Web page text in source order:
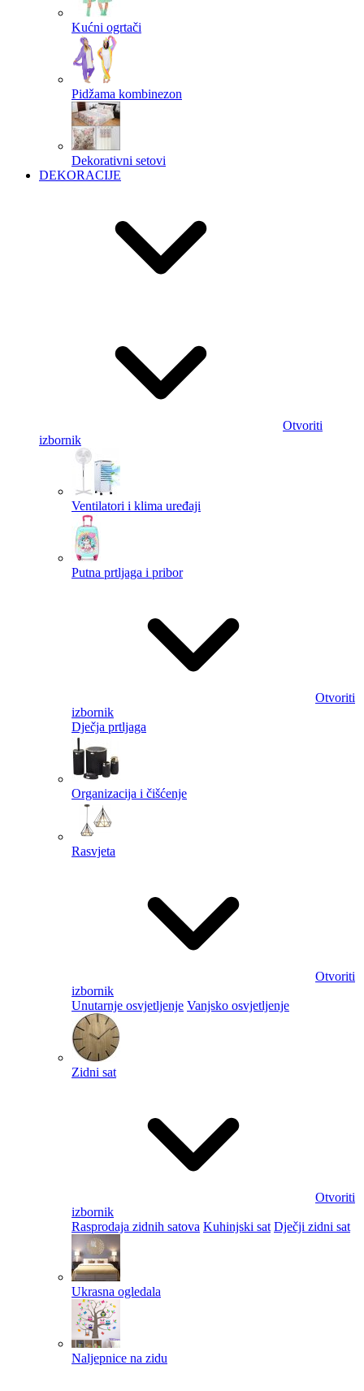
Kućni ogrtači
Pidžama kombinezon
Dekorativni setovi
DEKORACIJE
Otvoriti
izbornik
Ventilatori i klima uređaji
Putna prtljaga i pribor
Otvoriti
izbornik
Dječja prtljaga
Organizacija i čišćenje
Rasvjeta
Otvoriti
izbornik
Unutarnje osvjetljenje Vanjsko osvjetljenje
Zidni sat
Otvoriti
izbornik
Rasprodaja zidnih satova Kuhinjski sat Dječji zidni sat
Ukrasna ogledala
Naljepnice na zidu